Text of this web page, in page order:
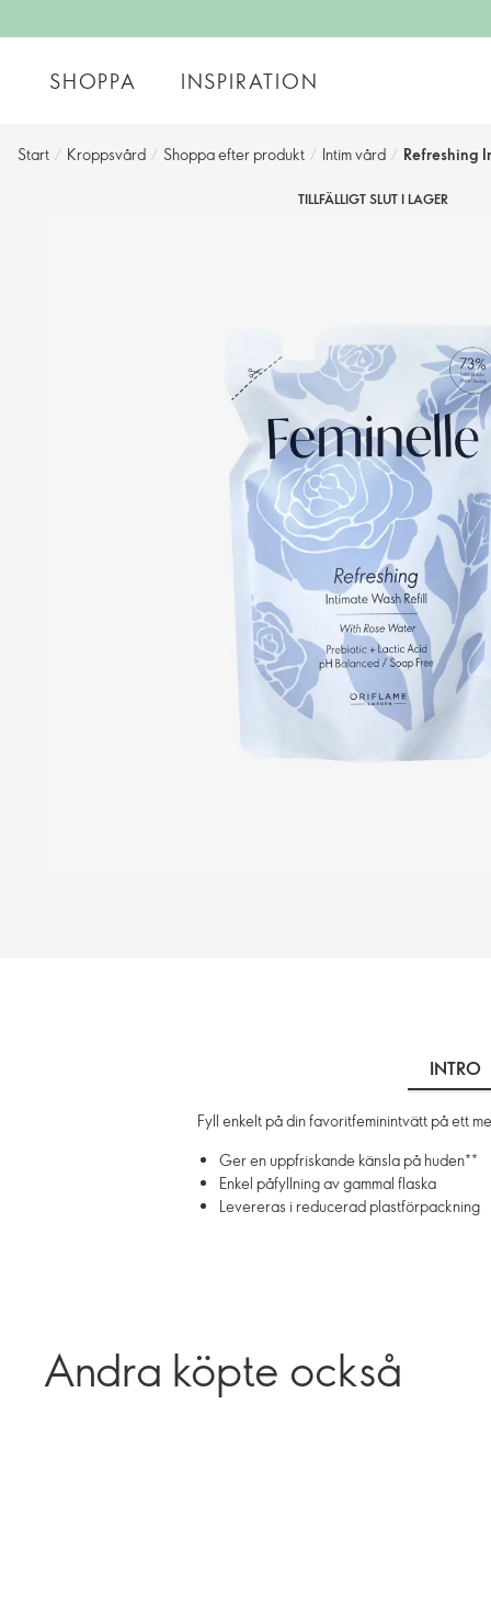
SHOPPA INSPIRATION
Start / Kroppsvård / Shoppa efter produkt / Intim vård / Refreshing
TILLFÄLLIGT SLUT I LAGER
INTRO
Fyll enkelt på din favoritfeminintvätt på ett
Ger en uppfriskande känsla på huden**
Enkel påfyllning av gammal flaska
Levereras i reducerad plastförpackning
Andra köpte också